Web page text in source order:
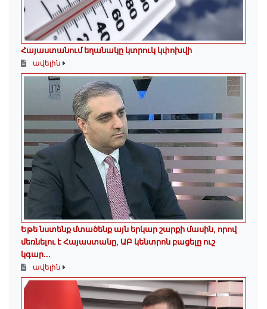
Հայաստանում եղանակը կտրուկ կփոխվի
ավելին
Եթե նստենք մտածենք այն երկար շարքի մասին, որով
մեռնելու է Հայաստանը, ԱԲ կենտրոն բացելը ուշ
կգար...
ավելին